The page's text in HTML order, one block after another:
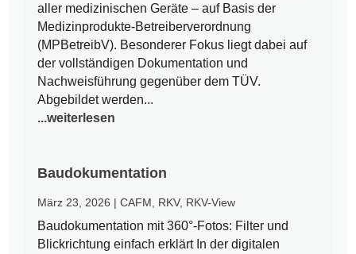
aller medizinischen Geräte – auf Basis der
Medizinprodukte-Betreiberverordnung
(MPBetreibV). Besonderer Fokus liegt dabei auf
der vollständigen Dokumentation und
Nachweisführung gegenüber dem TÜV.
Abgebildet werden...
...weiterlesen
Baudokumentation
März 23, 2026 |CAFM RKV, RKV-View
Baudokumentation mit 360°-Fotos: Filter und
Blickrichtung einfach erklärt In der digitalen